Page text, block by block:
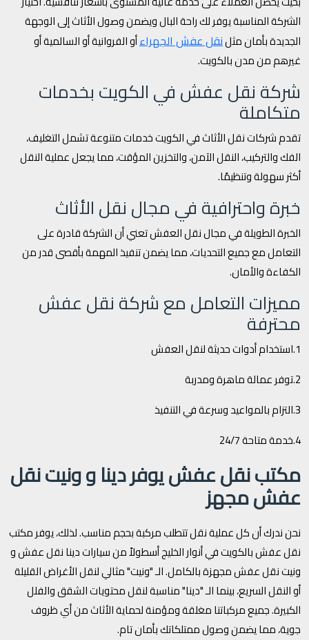
الشركة المناسبة يوفر لك راحة البال ويضمن وصول الأثاث إلى الوجهة
الجديدة بأمان مثلنقل عفش الجهراءأو الفروانية أو السالمية أو
غيرهم من مدن بالكويت.
شركة نقل عفش في الكويت بخدمات
متكاملة
تقدم شركات نقل الأثاث في الكويت خدمات متنوعة تشمل التغليف،
الفك والتركيب، النقل الآمن، والتخزين المؤقت، مما يجعل عملية النقل
أكثر سهولة وتنظيمًا.
خبرة واحترافية في مجال نقل الأثاث
الخبرة الطويلة في مجال نقل العفش تعني أن الشركة قادرة على
التعامل مع جميع التحديات، مما يضمن تنفيذ المهمة بأقصى قدر من
الكفاءة والأمان.
مميزات التعامل مع شركة نقل عفش
محترفة
1.استخدام أدوات حديثة لنقل العفش
2.توفر عمالة ماهرة ومدربة
3.التزام بالمواعيد وسرعة في التنفيذ
4.خدمة متاحة 24/7
مكتب نقل عفش يوفر دينا و ونيت نقل
عفش مجهز
نحن ندرك أن كل عملية نقل تتطلب مركبة بحجم مناسب. لذلك، يوفر مكتب
نقل عفش بالكويت في أنوار الخليج أسطولاً من سيارات دينا نقل عفش و
ونيت نقل عفش مجهزة بالكامل. الـ "ونيت" مثالي لنقل الأغراض القليلة
أو النقل السريع، بينما الـ "دينا" مناسبة لنقل محتويات الشقق والفلل
الكبيرة. جميع مركباتنا مغلقة ومؤمنة لحماية الأثاث من أي ظروف
جوية، مما يضمن وصول ممتلكاتك بأمان تام.